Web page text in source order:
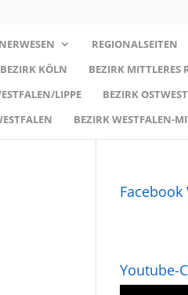
REGIONALSEITEN
BEZIRK KÖLN
BEZIRK MITTLERES
LIPPE
BEZIRK
BEZIRK WESTFALEN-
Facebook
Youtube-